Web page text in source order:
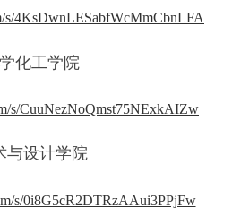
s/4KsDwnLESabfWcMmCbnLFA
化工学院
s/CuuNezNoQmst75NExkAIZw
与设计学院
s/0i8G5cR2DTRzAAui3PPjFw